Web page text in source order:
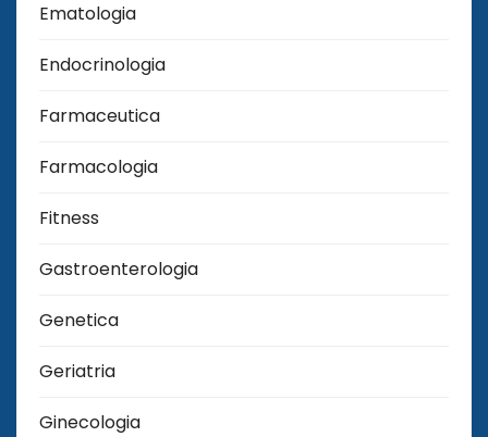
Ematologia
Endocrinologia
Farmaceutica
Farmacologia
Fitness
Gastroenterologia
Genetica
Geriatria
Ginecologia